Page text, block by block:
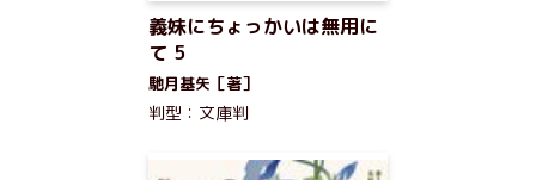
義妹にちょっかいは無用に
て 5
馳月基矢［著］
判型：文庫判